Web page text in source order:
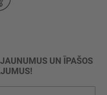
UN ĪPAŠOS